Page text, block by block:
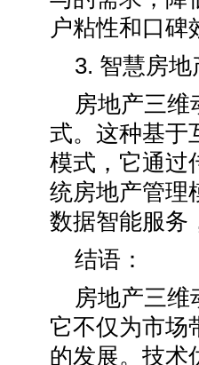
户粘性和口碑
3. 智慧房
房地产三
式。这种基于
模式，它通过
统房地产管理
数据智能服务
结语：
房地产三
它不仅为市场
的发展。技术